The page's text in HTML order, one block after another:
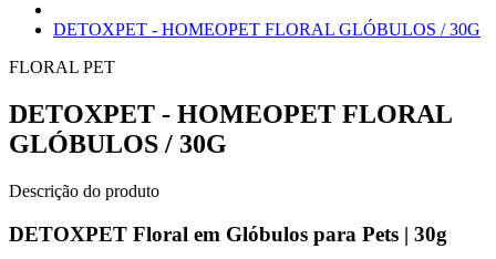
DETOXPET - HOMEOPET FLORAL GLÓBULOS / 30G
FLORAL PET
DETOXPET - HOMEOPET FLORAL
GLÓBULOS / 30G
Descrição do produto
DETOXPET Floral em Glóbulos para Pets | 30g